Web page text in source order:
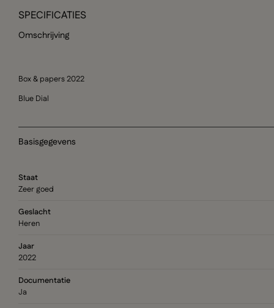
SPECIFICATIES
Omschrijving
Box & papers 2022
Blue Dial
Basisgegevens
Staat
Zeer goed
Geslacht
Heren
Jaar
2022
Documentatie
Ja